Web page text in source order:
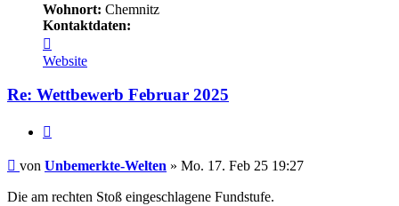
Wohnort: Chemnitz
Kontaktdaten:
von
Unbemerkte-
Welten
Website
Re: Wettbewerb Februar 2025
Beitrag
von Unbemerkte-Welten » Mo. 17. Feb 25 19:27
Die am rechten Stoß eingeschlagene Fundstufe.